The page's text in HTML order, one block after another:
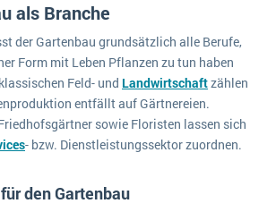
als Branche
der Gartenbau grundsätzlich alle Berufe,
Form mit Leben Pflanzen zu tun haben
Feld- und Landwirtschaftzählen
entfällt auf Gärtnereien.
sowie Floristen lassen sich
- bzw. Dienstleistungssektor zuordnen.
den Gartenbau